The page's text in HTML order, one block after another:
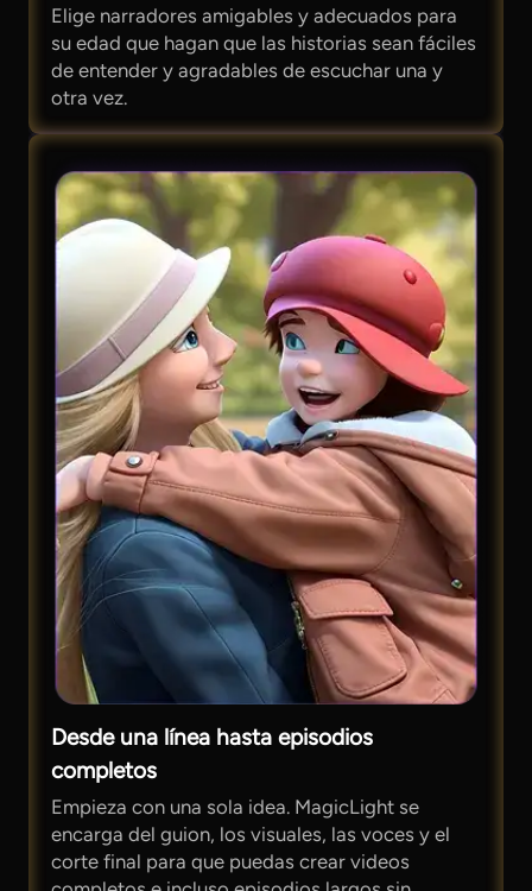
Elige narradores amigables y adecuados para
su edad que hagan que las historias sean fáciles
de entender y agradables de escuchar una y
otra vez.
Desde una línea hasta episodios
completos
Empieza con una sola idea. MagicLight se
encarga del guion, los visuales, las voces y el
corte final para que puedas crear videos